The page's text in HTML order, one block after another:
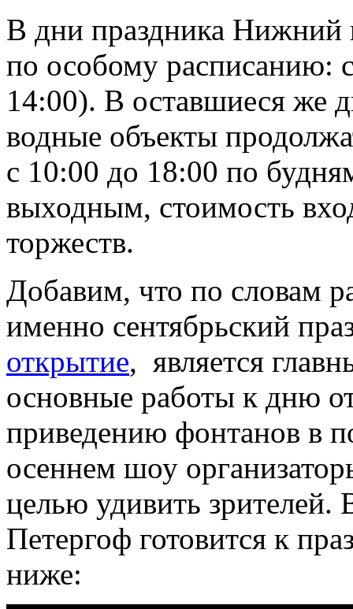
В дни праздника Нижний
по особому расписанию:
14:00). В оставшиеся же
водные объекты
с 10:00 до 18:00 по
выходным, стоимость
торжеств.
Добавим, что по словам
именно сентябрьский
открытие, является
основные работы к дню
приведению фонтанов в
осеннем шоу
целью удивить
Петергоф готовится к
ниже: